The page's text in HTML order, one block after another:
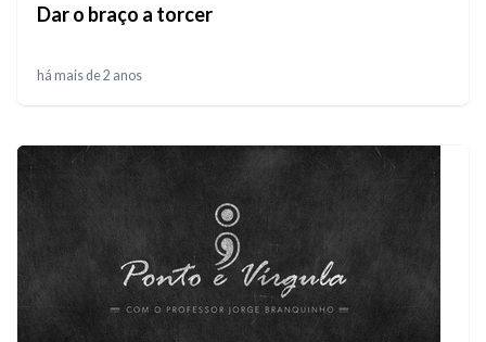
Dar o braço a torcer
há mais de 2 anos